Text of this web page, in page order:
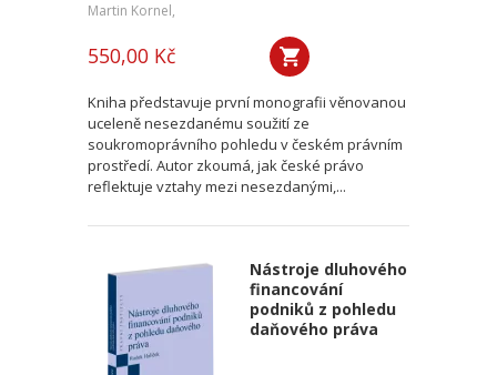
Martin Kornel,
550,00 Kč
Kniha představuje první monografii věnovanou
uceleně nesezdanému soužití ze
soukromoprávního pohledu v českém právním
prostředí. Autor zkoumá, jak české právo
reflektuje vztahy mezi nesezdanými,...
Nástroje dluhového
financování
podniků z pohledu
daňového práva